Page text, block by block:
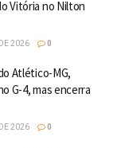
Vitória no Nilton
2026 0
Atlético-MG,
G-4, mas encerra
2026 0